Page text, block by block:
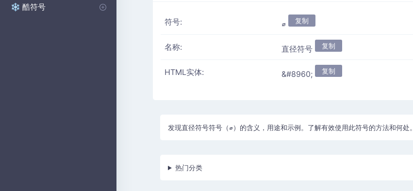
符号: ⌀ 复制
名称: 直径符号 复制
HTML实体: &#8960; 复制
发现直径符号符号（⌀）的含义，用途和示例。了解有效使用此符号的方法和何处。
热门分类
の 国家符号
🇺🇸🇬🇧🇨🇳
❄️ 酷符号